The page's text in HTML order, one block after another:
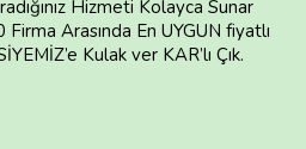
Hizmeti Kolayca Sunar
Arasında En UYGUN fiyatlı
Kulak ver KAR’lı Çık.